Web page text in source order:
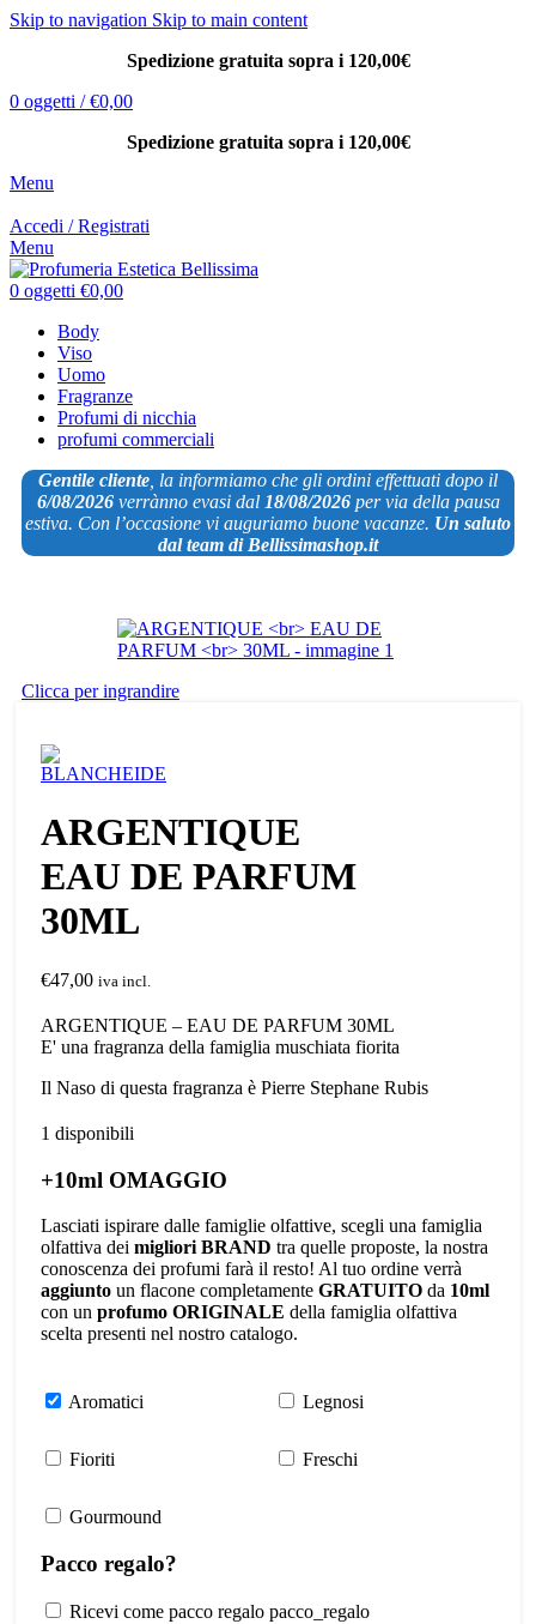
Skip to navigation Skip to main content
Spedizione gratuita sopra i 120,00€
0 oggetti / €0,00
Spedizione gratuita sopra i 120,00€
Menu
Accedi / Registrati
Menu
0 oggetti €0,00
Body
Viso
Uomo
Fragranze
Profumi di nicchia
profumi commerciali
Gentile cliente , la informiamo che gli ordini effettuati dopo il
6/08/2026verrànno evasi dal 18/08/2026per via della pausa
estiva. Con l’occasione vi auguriamo buone vacanze. Un saluto
dal team di Bellissimashop.it
Clicca per ingrandire
ARGENTIQUE
EAU DE PARFUM
30ML
€47,00 iva incl.
ARGENTIQUE – EAU DE PARFUM 30ML
E' una fragranza della famiglia muschiata fiorita
Il Naso di questa fragranza è Pierre Stephane Rubis
1 disponibili
+10ml OMAGGIO
Lasciati ispirare dalle famiglie olfattive, scegli una famiglia
olfattiva dei migliori BRAND tra quelle proposte, la nostra
conoscenza dei profumi farà il resto! Al tuo ordine verrà
aggiunto un flacone completamente GRATUITO da 10ml
con un profumo ORIGINALE della famiglia olfattiva
scelta presenti nel nostro catalogo.
Aromatici Legnosi
Fioriti Freschi
Gourmound
Pacco regalo?
Ricevi come pacco regalo pacco_regalo